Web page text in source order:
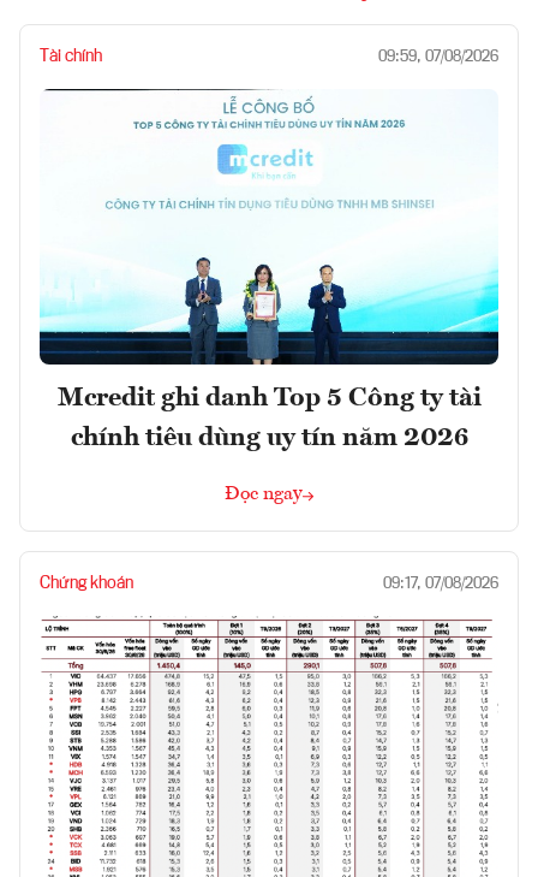
Tài chính 09:59, 07/08/2026
Mcredit ghi danh Top 5 Công ty tài
chính tiêu dùng uy tín năm 2026
Đọc ngay
Chứng khoán 09:17, 07/08/2026